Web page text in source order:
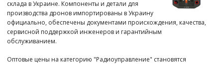
Обзоры
Категории
Бренды
склада в Украине. Компоненты и детали для
производства дронов импортированы в Украину
официально, обеспечены документами происхождения, качества,
сервисной поддержкой инженеров и гарантийным
обслуживанием.
Оптовые цены на категорию "Радиоуправление" становятся